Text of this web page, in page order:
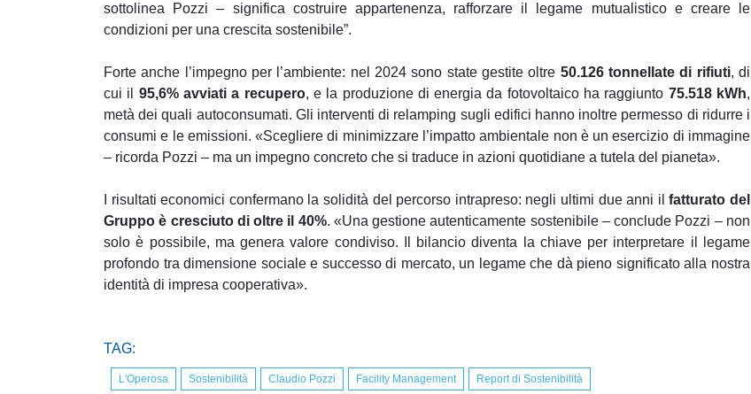
sottolinea Pozzi – significa costruire appartenenza, rafforzare il legame mutualistico e creare le
condizioni per una crescita sostenibile”.
Forte anche l’impegno per l’ambiente: nel 2024 sono state gestite oltre 50.126 tonnellate di rifiuti, di
cui il 95,6% avviati a recupero, e la produzione di energia da fotovoltaico ha raggiunto 75.518 kWh,
metà dei quali autoconsumati. Gli interventi di relamping sugli edifici hanno inoltre permesso di ridurre i
consumi e le emissioni. «Scegliere di minimizzare l’impatto ambientale non è un esercizio di immagine
– ricorda Pozzi – ma un impegno concreto che si traduce in azioni quotidiane a tutela del pianeta».
I risultati economici confermano la solidità del percorso intrapreso: negli ultimi due anni ilfatturato del
Gruppo è cresciuto di oltre il 40%. «Una gestione autenticamente sostenibile – conclude Pozzi – non
solo è possibile, ma genera valore condiviso. Il bilancio diventa la chiave per interpretare il legame
profondo tra dimensione sociale e successo di mercato, un legame che dà pieno significato alla nostra
identità di impresa cooperativa».
TAG:
L'Operosa Sostenibilità Claudio Pozzi Facility Management Report di Sostenibilità